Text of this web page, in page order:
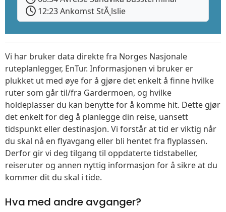
12:23 Ankomst StÃ¸lslie
Vi har bruker data direkte fra Norges Nasjonale
ruteplanlegger, EnTur. Informasjonen vi bruker er
plukket ut med øye for å gjøre det enkelt å finne hvilke
ruter som går til/fra Gardermoen, og hvilke
holdeplasser du kan benytte for å komme hit. Dette gjør
det enkelt for deg å planlegge din reise, uansett
tidspunkt eller destinasjon. Vi forstår at tid er viktig når
du skal nå en flyavgang eller bli hentet fra flyplassen.
Derfor gir vi deg tilgang til oppdaterte tidstabeller,
reiseruter og annen nyttig informasjon for å sikre at du
kommer dit du skal i tide.
Hva med andre avganger?